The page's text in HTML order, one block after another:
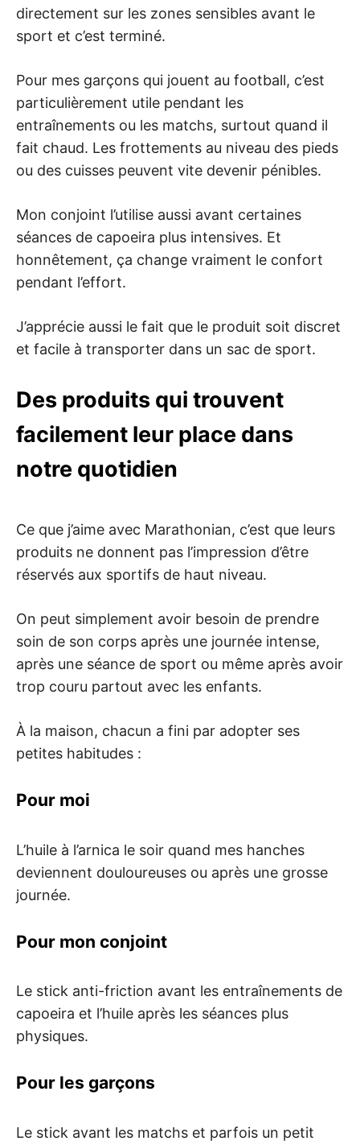
directement sur les zones sensibles avant le
sport et c’est terminé.
Pour mes garçons qui jouent au football, c’est
particulièrement utile pendant les
entraînements ou les matchs, surtout quand il
fait chaud. Les frottements au niveau des pieds
ou des cuisses peuvent vite devenir pénibles.
Mon conjoint l’utilise aussi avant certaines
séances de capoeira plus intensives. Et
honnêtement, ça change vraiment le confort
pendant l’effort.
J’apprécie aussi le fait que le produit soit discret
et facile à transporter dans un sac de sport.
Des produits qui trouvent
facilement leur place dans
notre quotidien
Ce que j’aime avec Marathonian, c’est que leurs
produits ne donnent pas l’impression d’être
réservés aux sportifs de haut niveau.
On peut simplement avoir besoin de prendre
soin de son corps après une journée intense,
après une séance de sport ou même après avoir
trop couru partout avec les enfants.
À la maison, chacun a fini par adopter ses
petites habitudes :
Pour moi
L’huile à l’arnica le soir quand mes hanches
deviennent douloureuses ou après une grosse
journée.
Pour mon conjoint
Le stick anti-friction avant les entraînements de
capoeira et l’huile après les séances plus
physiques.
Pour les garçons
Le stick avant les matchs et parfois un petit